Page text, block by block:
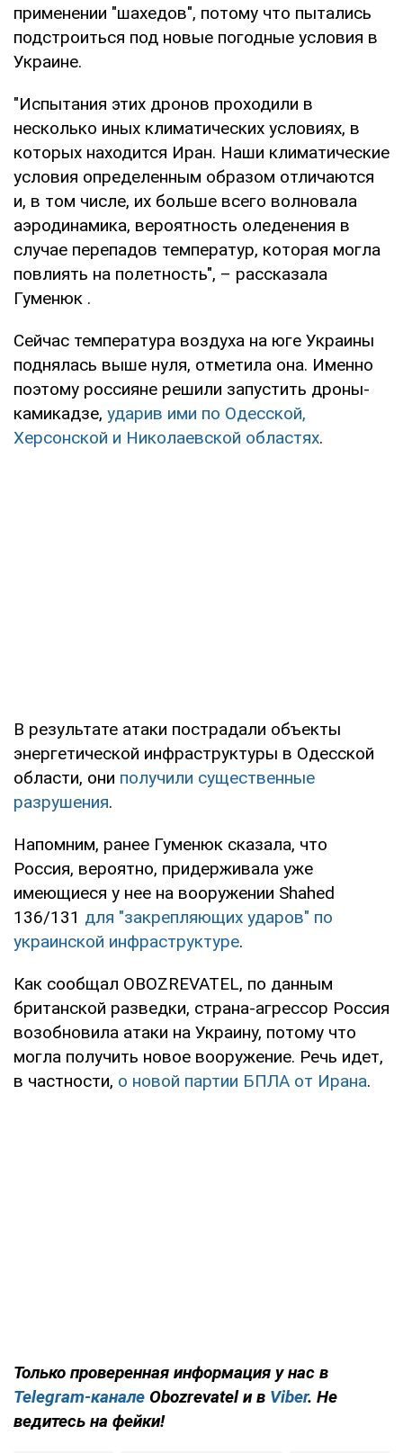
применении "шахедов", потому что пытались
подстроиться под новые погодные условия в
Украине.
"Испытания этих дронов проходили в
несколько иных климатических условиях, в
которых находится Иран. Наши климатические
условия определенным образом отличаются
и, в том числе, их больше всего волновала
аэродинамика, вероятность оледенения в
случае перепадов температур, которая могла
повлиять на полетность", – рассказала
Гуменюк .
Сейчас температура воздуха на юге Украины
поднялась выше нуля, отметила она. Именно
поэтому россияне решили запустить дроны-
камикадзе, ударив ими по Одесской,
Херсонской и Николаевской областях.
В результате атаки пострадали объекты
энергетической инфраструктуры в Одесской
области, они получили существенные
разрушения.
Напомним, ранее Гуменюк сказала, что
Россия, вероятно, придерживала уже
имеющиеся у нее на вооружении Shahed
136/131 для "закрепляющих ударов" по
украинской инфраструктуре.
Как сообщал OBOZREVATEL, по данным
британской разведки, страна-агрессор Россия
возобновила атаки на Украину, потому что
могла получить новое вооружение. Речь идет,
в частности, о новой партии БПЛА от Ирана.
Только проверенная информация у нас в
Telegram-канале Obozrevatel и в Viber. Не
ведитесь на фейки!